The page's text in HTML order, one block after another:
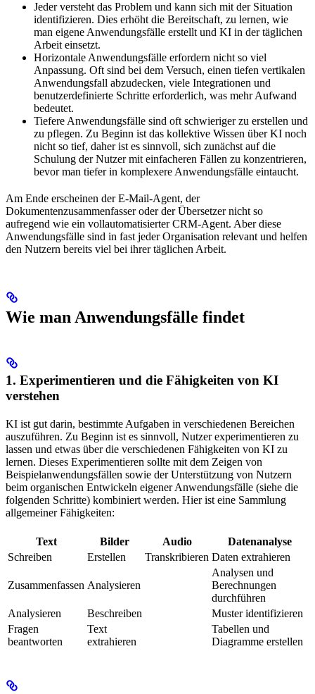
Jeder versteht das Problem und kann sich mit der Situation
identifizieren. Dies erhöht die Bereitschaft, zu lernen, wie
man eigene Anwendungsfälle erstellt und KI in der täglichen
Arbeit einsetzt.
Horizontale Anwendungsfälle erfordern nicht so viel
Anpassung. Oft sind bei dem Versuch, einen tiefen vertikalen
Anwendungsfall abzudecken, viele Integrationen und
benutzerdefinierte Schritte erforderlich, was mehr Aufwand
bedeutet.
Tiefere Anwendungsfälle sind oft schwieriger zu erstellen und
zu pflegen. Zu Beginn ist das kollektive Wissen über KI noch
nicht so tief, daher ist es sinnvoll, sich zunächst auf die
Schulung der Nutzer mit einfacheren Fällen zu konzentrieren,
bevor man tiefer in komplexere Anwendungsfälle eintaucht.
Am Ende erscheinen der E-Mail-Agent, der
Dokumentenzusammenfasser oder der Übersetzer nicht so
aufregend wie ein vollautomatisierter CRM-Agent. Aber diese
Anwendungsfälle sind in fast jeder Organisation relevant und helfen
den Nutzern bereits viel bei ihrer täglichen Arbeit.
Wie man Anwendungsfälle findet
1. Experimentieren und die Fähigkeiten von KI
verstehen
KI ist gut darin, bestimmte Aufgaben in verschiedenen Bereichen
auszuführen. Zu Beginn ist es sinnvoll, Nutzer experimentieren zu
lassen und etwas über die verschiedenen Fähigkeiten von KI zu
lernen. Dieses Experimentieren sollte mit dem Zeigen von
Beispielanwendungsfällen sowie der Unterstützung von Nutzern
beim organischen Entwickeln eigener Anwendungsfälle (siehe die
folgenden Schritte) kombiniert werden. Hier ist eine Sammlung
allgemeiner Fähigkeiten:
Text Bilder Audio
Datenanalyse
Schreiben
Erstellen Transkribieren Daten extrahieren
Zusammenfassen Analysieren
Analysen und
Berechnungen
durchführen
Analysieren
Beschreiben
Muster identifizieren
Fragen
beantworten
Text
extrahieren
Tabellen und
Diagramme erstellen